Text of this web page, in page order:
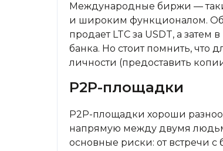
Международные биржи —
и широким функционалом.
продает LTC за USDT, а затем
банка. Но стоит помнить, что
личности (предоставить
P2P-площадки
P2P-площадки хороши
напрямую между двумя
основные риски: от встречи